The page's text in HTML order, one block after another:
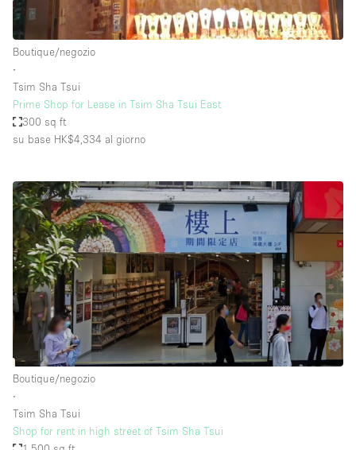
Boutique/negozio
∙
Tsim Sha Tsui
Prime Shop for Lease in Tsim Sha Tsui East
300 sq ft
su base HK$4,334 al giorno
Boutique/negozio
∙
Tsim Sha Tsui
Shop for rent in high street of Tsim Sha Tsui